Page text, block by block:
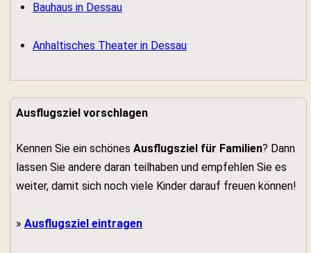
Bauhaus in Dessau
Anhaltisches Theater in Dessau
Ausflugsziel vorschlagen
Kennen Sie ein schönes Ausflugsziel für Familien? Dann
lassen Sie andere daran teilhaben und empfehlen Sie es
weiter, damit sich noch viele Kinder darauf freuen können!
» Ausflugsziel eintragen